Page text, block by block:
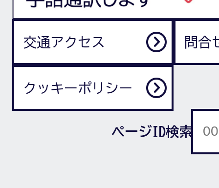
交通アクセス 問合
クッキーポリシー
ページID検索